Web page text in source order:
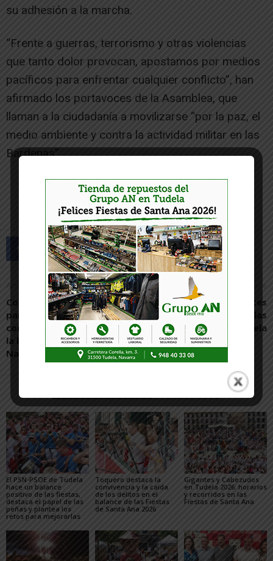
su adhesión a la marcha.
“Frente a guerras, terrorismo y otras violencias
que tanto dolor provocan, apostamos por medios
pacíficos para enfrentar cualquier conflicto”, han
afirmado los portavoces de la Asamblea, que
llaman a la ciudadanía a movilizarse “por la paz, el
medio ambiente y contra la actividad militar en las
Bardenas”.
Artículo anterior
Corella aprueba las bases
para facilitar la
concentración parcelaria y
la llegada del Canal de
Navarra
Artículo siguiente
La AP-15 sufrirá cortes
durante mayo en las
inmediaciones de Tudela
El PSN-PSOE de Tudela
hace un balance
positivo de las fiestas,
destaca el papel de las
peñas y plantea los
retos para mejorarlas
Toquero destaca la
convivencia y la caída
de los delitos en el
balance de las Fiestas
de Santa Ana 2026
Gigantes y Cabezudos
en Tudela 2026: horarios
y recorridos en las
Fiestas de Santa Ana